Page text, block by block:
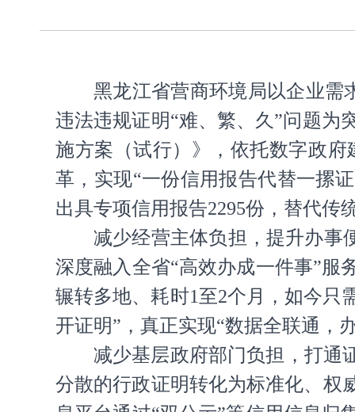
黑龙江省营商环境局以企业需
违法违规证明“难、繁、久”问题为
施方案（试行）》，依托数字政
革，实现“一份信用报告代替一摞
出具专项信用报告2295份，替代传
减少经营主体负担，提升办事
深度融入全省“高效办成一件事”服
辗转多地、耗时1至2个月，如今只
开证明”，真正实现“数据全联通，
减少基层政府部门负担，打通
分散的行政证明转化为标准化、权